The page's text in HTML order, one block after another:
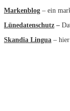
Markenblog – ein
Lünedatenschutz –
Skandia Lingua –